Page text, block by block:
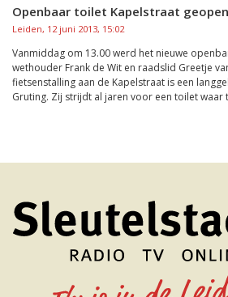
Inklappen
Openbaar toilet Kapelstraat
Leiden, 12 juni 2013, 15:02
Vanmiddag om 13.00 werd het nieuwe
wethouder Frank de Wit en raadslid Greetje
fietsenstalling aan de Kapelstraat is een
Gruting. Zij strijdt al jaren voor een toilet waar